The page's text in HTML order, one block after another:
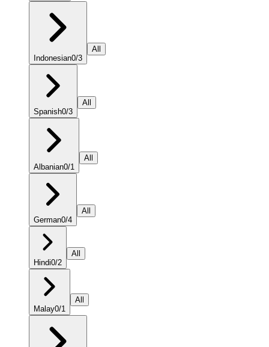
Indonesian0/3
All
Spanish0/3
All
Albanian0/1
All
German0/4
All
Hindi0/2
All
Malay0/1
All